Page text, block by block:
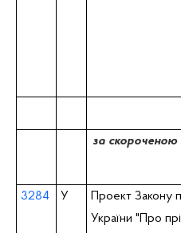
за скороченою
3284 У
Проект Закону
України "Про